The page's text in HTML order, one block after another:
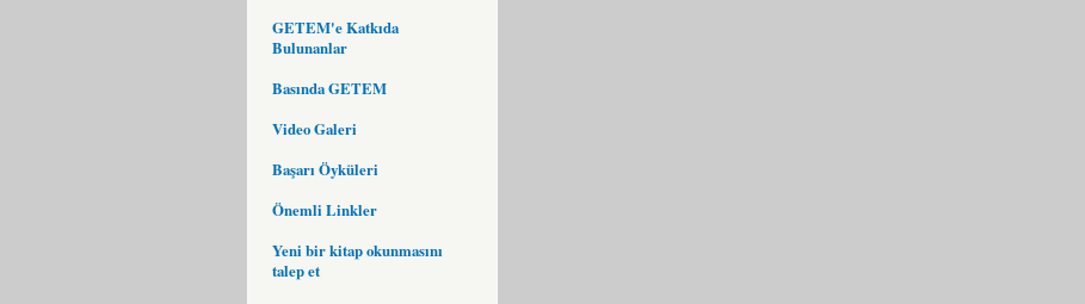
GETEM'e Katkıda
Bulunanlar
Basında GETEM
Video Galeri
Başarı Öyküleri
Önemli Linkler
Yeni bir kitap okunmasını
talep et